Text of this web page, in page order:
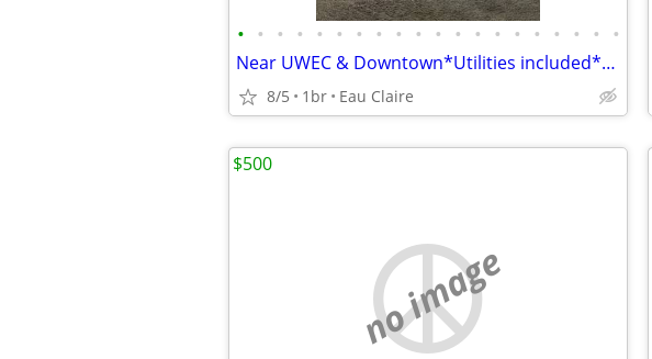
• • • • • • • • • • • • • • • • • • • •
Near UWEC & Downtown*Utilities included*M2M
8/5 1br Eau Claire
no image
$500